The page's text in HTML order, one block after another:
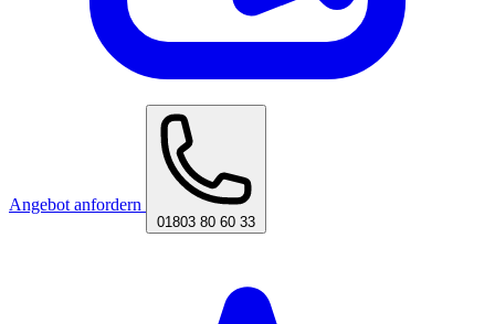
Angebot anfordern
01803 80 60 33